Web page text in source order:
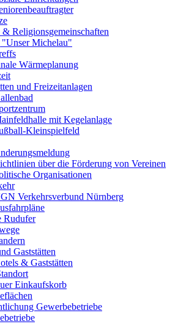
Religionsgemeinschaften
"Unser Michelau"
Wärmeplanung
und Freizeitanlagen
mit Kegelanlage
Kleinspielfeld
über die Förderung von Vereinen
Organisationen
Verkehrsverbund Nürnberg
Rudufer
Gaststätten
& Gaststätten
Einkaufskorb
Gewerbebetriebe